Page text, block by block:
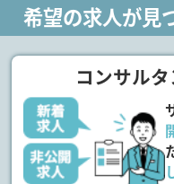
希望の求人が見
コンサル